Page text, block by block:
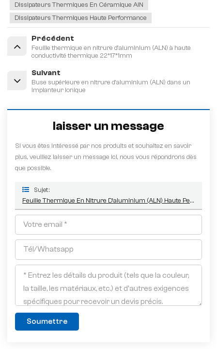
Dissipateurs Thermiques En Céramique AlN
Dissipateurs Thermiques Haute Performance
Précédent
Feuille thermique en nitrure d'aluminium (ALN) à haute
conductivité thermique 22*17*1mm
Suivant
Buse supérieure en nitrure d'aluminium (ALN) dans un
implanteur ionique
laisser un message
Si vous êtes intéressé par nos produits et souhaitez en savoir
plus, veuillez laisser un message ici, nous vous répondrons dès
que possible.
Sujet :
Feuille Thermique En Nitrure D'aluminium (ALN) Haute Performance 34*24*1mm
Soumettre